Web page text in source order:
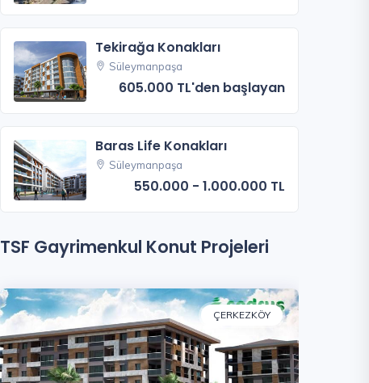
Tekirağa Konakları
Süleymanpaşa
605.000 TL'den başlayan
Baras Life Konakları
Süleymanpaşa
550.000 - 1.000.000 TL
TSF Gayrimenkul Konut Projeleri
ÇERKEZKÖY